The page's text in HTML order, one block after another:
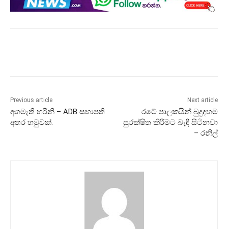
Previous article
අගමැති හරිනි – ADB සභාපති
අතර හමුවක්.
Next article
රටේ පාලකයින් බුදුදහම
සුරක්ෂිත කිරීමට බැඳී සිටිනවා
– රනිල්